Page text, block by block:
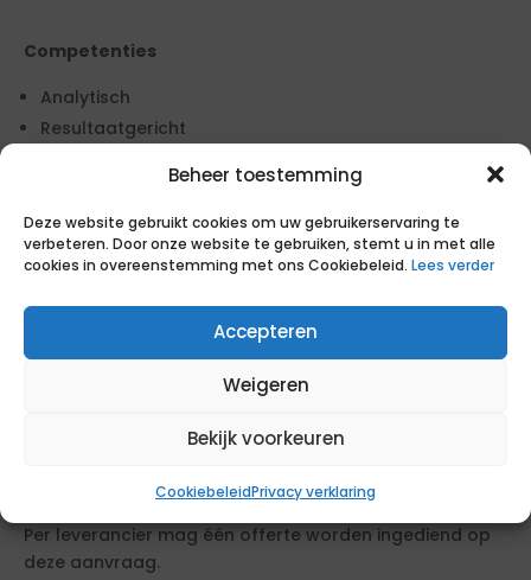
Beheer toestemming
Deze website gebruikt cookies om uw gebruikerservaring te
verbeteren. Door onze website te gebruiken, stemt u in met alle
cookies in overeenstemming met ons Cookiebeleid. Lees verder
Accepteren
Weigeren
Bekijk voorkeuren
CookiebeleidPrivacy verklaring
Competenties
Analytisch
Resultaatgericht
Communicatief zowel schriftelijk als mondeling sterk
Kwaliteitsgericht
Voorwaarden
Op deze offerteaanvraag zijn uitsluitend de
overeenkomst van Kadaster van toepassing. Eventuele
Per leverancier mag één offerte worden ingediend op
deze aanvraag.